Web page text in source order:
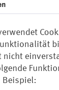
nicht
Beispiel: